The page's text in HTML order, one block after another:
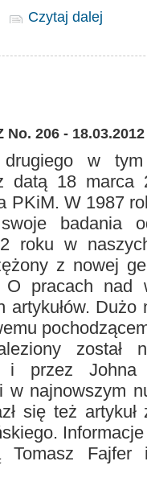
Czytaj dalej
No. 206 - 18.03.2012
w
datą 18 marca
PKiM. W 1987
badania
roku w
z nowej
pracach nad
artykułów.
został
i przez Johna
w najnowszym
się też
Tomasz